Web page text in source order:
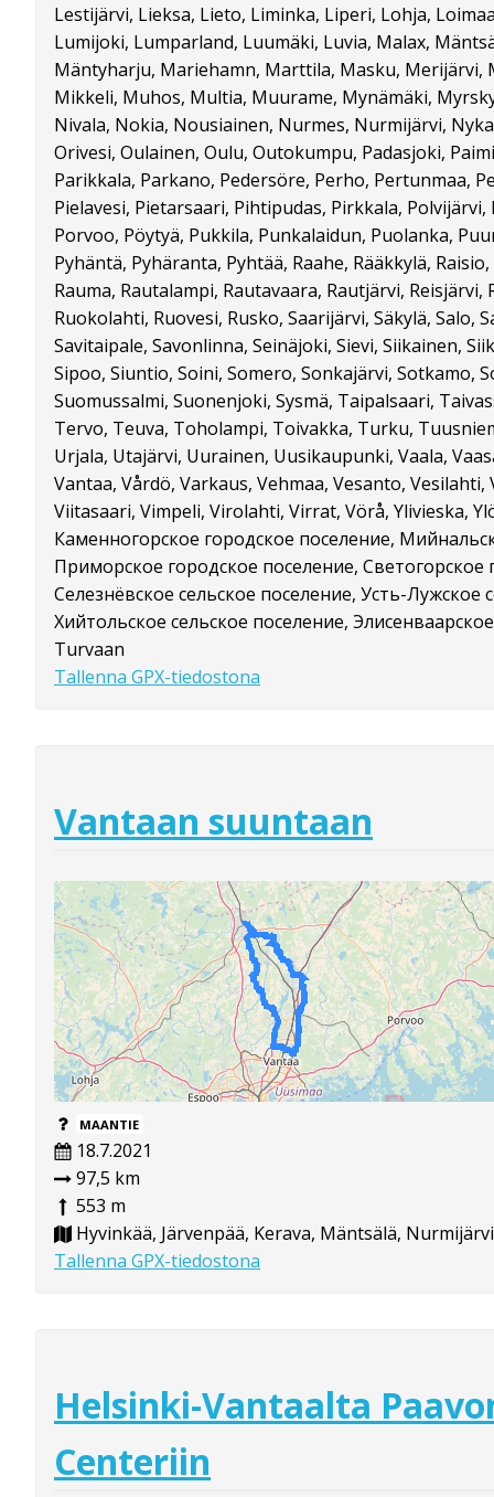
Lestijärvi, Lieksa, Lieto, Liminka, Liperi, Lohja,
Lumijoki, Lumparland, Luumäki, Luvia, Malax,
Mäntyharju, Mariehamn, Marttila, Masku, Merijärvi,
Mikkeli, Muhos, Multia, Muurame, Mynämäki,
Nivala, Nokia, Nousiainen, Nurmes, Nurmijärvi,
Orivesi, Oulainen, Oulu, Outokumpu, Padasjoki,
Parikkala, Parkano, Pedersöre, Perho, Pertunmaa,
Pielavesi, Pietarsaari, Pihtipudas, Pirkkala,
Porvoo, Pöytyä, Pukkila, Punkalaidun, Puolanka,
Pyhäntä, Pyhäranta, Pyhtää, Raahe, Rääkkylä,
Rauma, Rautalampi, Rautavaara, Rautjärvi, Reisjärvi,
Ruokolahti, Ruovesi, Rusko, Saarijärvi, Säkylä, Salo,
Savitaipale, Savonlinna, Seinäjoki, Sievi, Siikainen,
Sipoo, Siuntio, Soini, Somero, Sonkajärvi, Sotkamo,
Suomussalmi, Suonenjoki, Sysmä, Taipalsaari,
Tervo, Teuva, Toholampi, Toivakka, Turku,
Urjala, Utajärvi, Uurainen, Uusikaupunki, Vaala,
Vantaa, Vårdö, Varkaus, Vehmaa, Vesanto, Vesilahti,
Viitasaari, Vimpeli, Virolahti, Virrat, Vörå, Ylivieska,
Каменногорское городское поселение,
Приморское городское поселение, Светогорское
Селезнёвское сельское поселение, Усть-Лужское
Хийтольское сельское поселение,
Turvaan
Tallenna GPX-tiedostona
Vantaan suuntaan
MAANTIE
18.7.2021
97,5 km
553 m
Hyvinkää, Järvenpää, Kerava, Mäntsälä,
Tallenna GPX-tiedostona
Helsinki-Vantaalta
Centeriin